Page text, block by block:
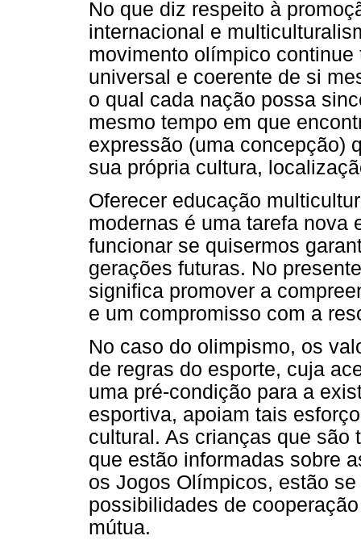
No que diz respeito à
internacional e
movimento olímpico
universal e coerente de si
o qual cada nação possa
mesmo tempo em que
expressão (uma concepção)
sua própria cultura,
Oferecer educação
modernas é uma tarefa nova
funcionar se quisermos
gerações futuras. No
significa promover a
e um compromisso com a
No caso do olimpismo, os
de regras do esporte, cuja
uma pré-condição para a
esportiva, apoiam tais
cultural. As crianças que são
que estão informadas sobre
os Jogos Olímpicos, estão
possibilidades de
mútua.